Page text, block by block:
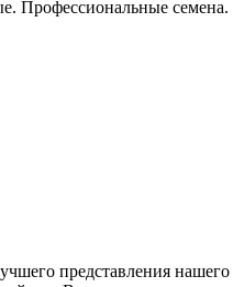
Профессиональные семена.
представления нашего